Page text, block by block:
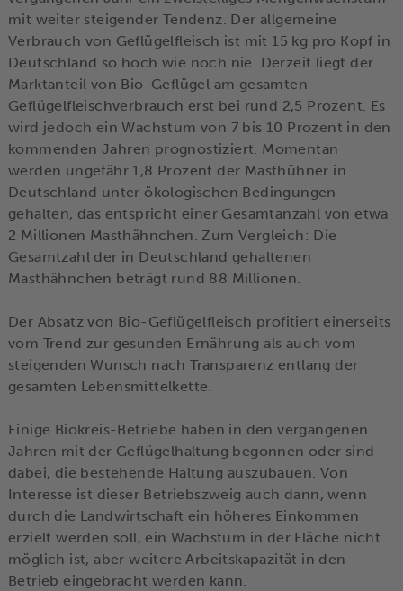
mit weiter steigender Tendenz. Der allgemeine
Verbrauch von Geflügelfleisch ist mit 15 kg pro Kopf in
Deutschland so hoch wie noch nie. Derzeit liegt der
Marktanteil von Bio-Geflügel am gesamten
Geflügelfleischverbrauch erst bei rund 2,5 Prozent. Es
wird jedoch ein Wachstum von 7 bis 10 Prozent in den
kommenden Jahren prognostiziert. Momentan
werden ungefähr 1,8 Prozent der Masthühner in
Deutschland unter ökologischen Bedingungen
gehalten, das entspricht einer Gesamtanzahl von etwa
2 Millionen Masthähnchen. Zum Vergleich: Die
Gesamtzahl der in Deutschland gehaltenen
Masthähnchen beträgt rund 88 Millionen.
Der Absatz von Bio-Geflügelfleisch profitiert einerseits
vom Trend zur gesunden Ernährung als auch vom
steigenden Wunsch nach Transparenz entlang der
gesamten Lebensmittelkette.
Einige Biokreis-Betriebe haben in den vergangenen
Jahren mit der Geflügelhaltung begonnen oder sind
dabei, die bestehende Haltung auszubauen. Von
Interesse ist dieser Betriebszweig auch dann, wenn
durch die Landwirtschaft ein höheres Einkommen
erzielt werden soll, ein Wachstum in der Fläche nicht
möglich ist, aber weitere Arbeitskapazität in den
Betrieb eingebracht werden kann.